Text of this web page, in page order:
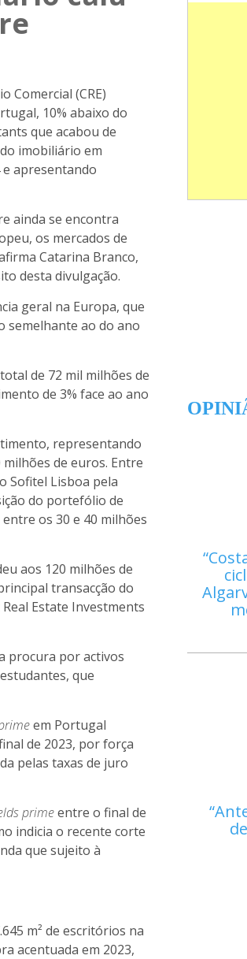
Comercial (CRE)
10% abaixo do
que acabou de
imobiliário em
apresentando
ainda se encontra
os mercados de
Catarina Branco,
desta divulgação.
geral na Europa, que
semelhante ao do ano
de 72 mil milhões de
de 3% face ao ano
representando
de euros. Entre
Sofitel Lisboa pela
do portefólio de
os 30 e 40 milhões
aos 120 milhões de
transacção do
Estate Investments
procura por activos
que
em Portugal
de 2023, por força
pelas taxas de juro
primeentre o final de
indicia o recente corte
que sujeito à
m² de escritórios na
acentuada em 2023,